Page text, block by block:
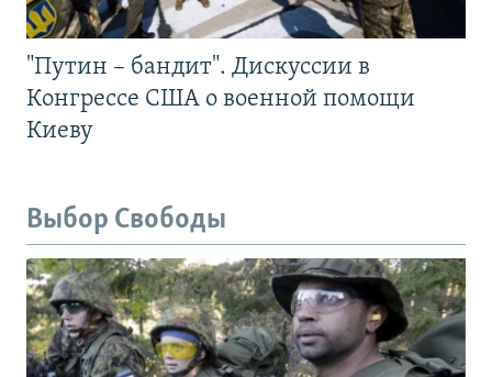
"Путин – бандит". Дискуссии в
Конгрессе США о военной помощи
Киеву
Выбор Свободы